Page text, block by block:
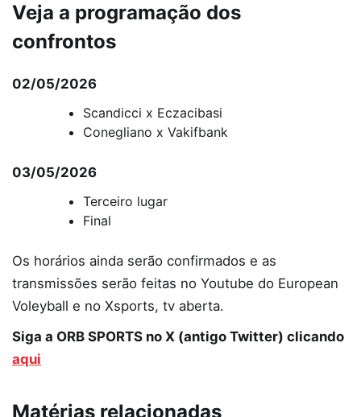
Veja a programação dos
confrontos
02/05/2026
Scandicci x Eczacibasi
Conegliano x Vakifbank
03/05/2026
Terceiro lugar
Final
Os horários ainda serão confirmados e as
transmissões serão feitas no Youtube do European
Voleyball e no Xsports, tv aberta.
Siga a ORB SPORTS no X (antigo Twitter) clicando
aqui
Matérias relacionadas